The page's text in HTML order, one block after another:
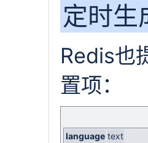
定时生
Redis也
置项：
language text